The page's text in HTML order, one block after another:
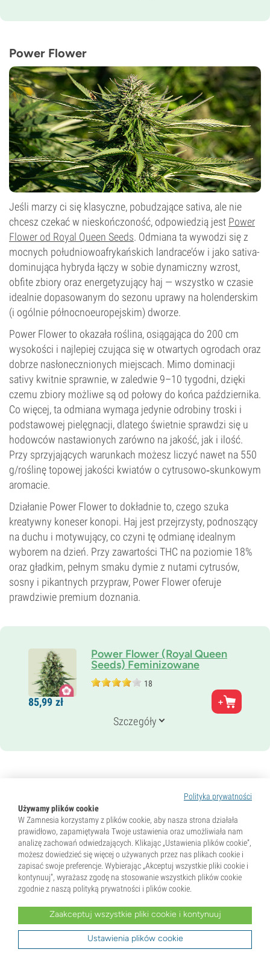
7–8 tygodni
25%
CBD
2%
Typ kwitnienia
Fotoperiod
Power Flower
Jeśli marzy ci się klasyczne, pobudzające sativa, ale nie
chcesz czekać w nieskończoność, odpowiedzią jest Power
Flower od Royal Queen Seeds. Odmiana ta wywodzi się z
mocnych południowoafrykańskich landrace’ów i jako sativa-
dominująca hybryda łączy w sobie dynamiczny wzrost,
obfite zbiory oraz energetyzujący haj — wszystko w czasie
idealnie dopasowanym do sezonu uprawy na holenderskim
(i ogólnie północnoeuropejskim) dworze.
Power Flower to okazała roślina, osiągająca do 200 cm
wysokości i najlepiej czująca się w otwartych ogrodach oraz
dobrze nasłonecznionych miejscach. Mimo dominacji
sativy kwitnie sprawnie, w zaledwie 9–10 tygodni, dzięki
czemu zbiory możliwe są od połowy do końca października.
Co więcej, ta odmiana wymaga jedynie odrobiny troski i
podstawowej pielęgnacji, dlatego świetnie sprawdzi się u
hodowców nastawionych zarówno na jakość, jak i ilość.
Przy sprzyjających warunkach możesz liczyć nawet na 550
g/roślinę topowej jakości kwiatów o cytrusowo‑skunkowym
aromacie.
Działanie Power Flower to dokładnie to, czego szuka
kreatywny koneser konopi. Haj jest przejrzysty, podnoszący
na duchu i motywujący, co czyni tę odmianę idealnym
wyborem na dzień. Przy zawartości THC na poziomie 18%
oraz gładkim, pełnym smaku dymie z nutami cytrusów,
sosny i pikantnych przypraw, Power Flower oferuje
prawdziwie premium doznania.
Power Flower (Royal Queen
Seeds) Feminizowane
18
Rodzice
Satywy z Republiki Południowej Afryki
85% Sativa
9–10 tygodni
Typ kwitnienia
Fotoperiod
85,99 zł
Szczegóły
Na zakończenie naszego zestawienia odmian
feminizowanych przedstawiamyBubblegum od Zamnesia
Polityka prywatności
Używamy plików cookie
W Zamnesia korzystamy z plików cookie, aby nasza strona działała
prawidłowo, zapamiętywała Twoje ustawienia oraz umożliwiała nam
analizę zachowań odwiedzających. Klikając „Ustawienia plików cookie”,
możesz dowiedzieć się więcej o używanych przez nas plikach cookie i
zapisać swoje preferencje. Wybierając „Akceptuj wszystkie pliki cookie i
kontynuuj”, wyrażasz zgodę na stosowanie wszystkich plików cookie
zgodnie z naszą polityką prywatności i plików cookie.
Zaakceptuj wszystkie pliki cookie i kontynuuj
Ustawienia plików cookie